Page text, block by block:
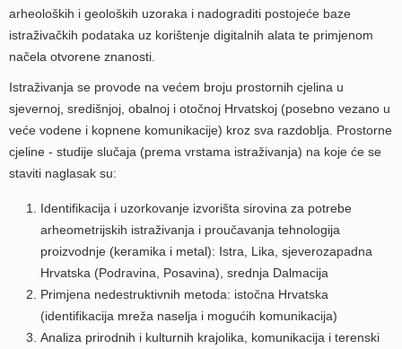
arheoloških i geoloških uzoraka i nadograditi postojeće baze
istraživačkih podataka uz korištenje digitalnih alata te primjenom
načela otvorene znanosti.
Istraživanja se provode na većem broju prostornih cjelina u
sjevernoj, središnjoj, obalnoj i otočnoj Hrvatskoj (posebno vezano u
veće vodene i kopnene komunikacije) kroz sva razdoblja. Prostorne
cjeline - studije slučaja (prema vrstama istraživanja) na koje će se
staviti naglasak su:
Identifikacija i uzorkovanje izvorišta sirovina za potrebe
arheometrijskih istraživanja i proučavanja tehnologija
proizvodnje (keramika i metal): Istra, Lika, sjeverozapadna
Hrvatska (Podravina, Posavina), srednja Dalmacija
Primjena nedestruktivnih metoda: istočna Hrvatska
(identifikacija mreža naselja i mogućih komunikacija)
Analiza prirodnih i kulturnih krajolika, komunikacija i terenski